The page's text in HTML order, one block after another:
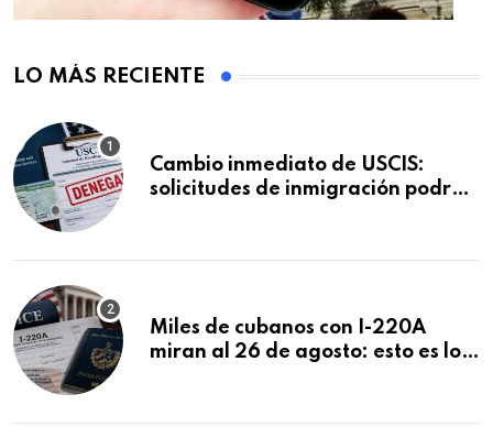
LO MÁS RECIENTE
Cambio inmediato de USCIS:
solicitudes de inmigración podrán
Miles de cubanos con I-220A
miran al 26 de agosto: esto es lo